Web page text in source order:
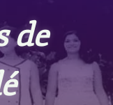
de